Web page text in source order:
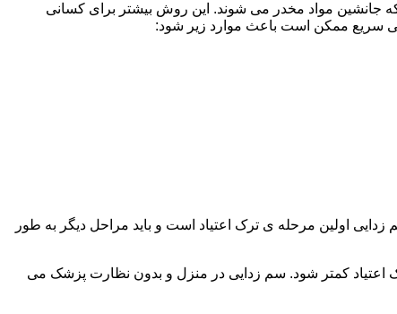
جانشین مواد مخدر می شوند. این روش بیشتر برای کسانی
سریع ممکن است باعث موارد زیر شود:
همچنین به یاد داشته باشید که سم زدایی اولین مرحله ی ترک اعتیاد است و باید مراحل دیگر به طور
اعتیاد کمتر شود. سم زدایی در منزل و بدون نظارت پزشک می